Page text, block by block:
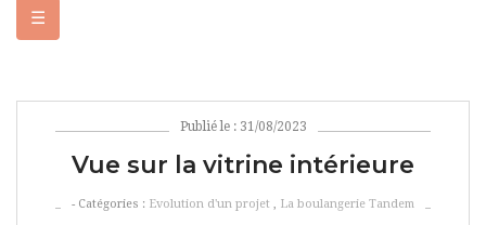
Basculer
☰
Publié le : 31/08/2023
Vue sur la vitrine intérieure
- Catégories : Evolution d'un projet , La boulangerie Tandem